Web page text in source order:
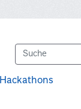
Hackathons